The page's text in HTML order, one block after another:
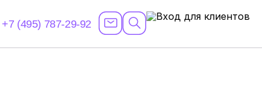
+7 (495) 787-29-92